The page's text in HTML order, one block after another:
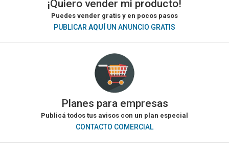
¡Quiero vender mi producto!
Puedes vender gratis y en pocos pasos
PUBLICAR AQUÍ UN ANUNCIO GRATIS
Planes para empresas
Publicá todos tus avisos con un plan especial
CONTACTO COMERCIAL